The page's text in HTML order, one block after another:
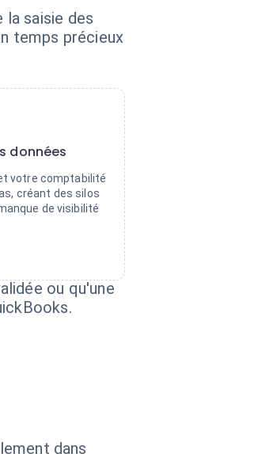
saisie des
temps précieux
données
votre comptabilité
créant des silos
de visibilité
ou qu'une
dans